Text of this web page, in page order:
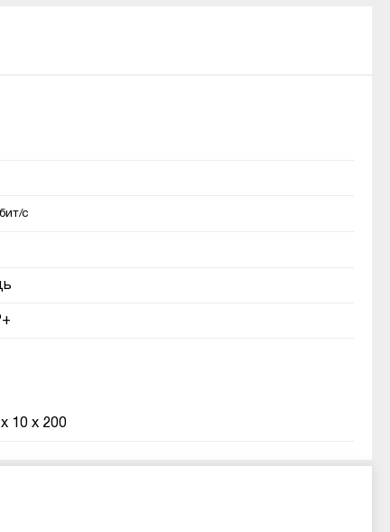
с
10 x 200